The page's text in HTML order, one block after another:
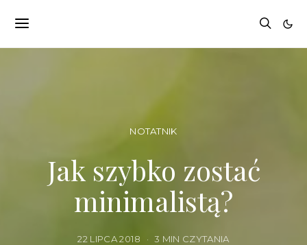
NOTATNIK
Jak szybko zostać
minimalistą?
22 LIPCA 2018 3 MIN CZYTANIA